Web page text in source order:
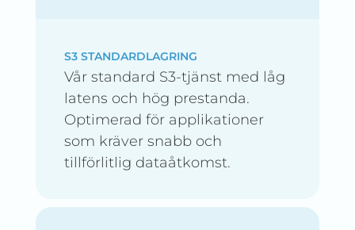
S3 STANDARDLAGRING
Vår standard S3-tjänst med låg
latens och hög prestanda.
Optimerad för applikationer
som kräver snabb och
tillförlitlig dataåtkomst.